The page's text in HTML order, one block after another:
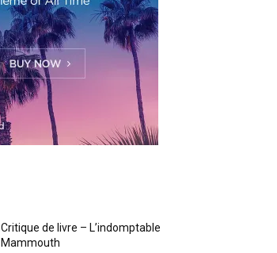
Critique de livre – L’indomptable
Mammouth